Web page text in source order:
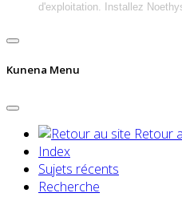
d'exploitation. Installez
Kunena Menu
Retour
Index
Sujets récents
Recherche